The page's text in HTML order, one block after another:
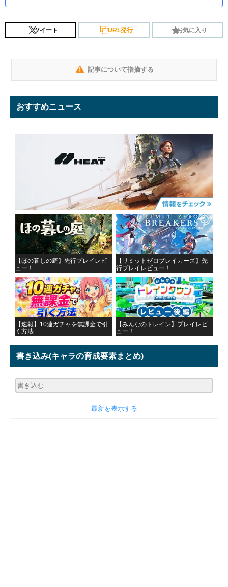
ツイート URL発行 お気に入り
記事について指摘する
おすすめニュース
【ほの暮しの庭】先行プレイレビ
ュー！
【リミットゼロブレイカーズ】先
行プレイレビュー！
【速報】10連ガチャを無課金で引
く方法
【みんなのトレイン】プレイレビ
ュー！
書き込み(キャラの育成要素まとめ)
最新を表示する